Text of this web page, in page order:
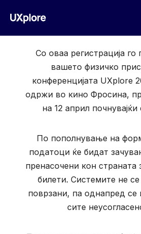
Со оваа регистрација го
вашето физичко
конференцијата UXplore
одржи во кино Фросина,
на 12 април
По пополнување на
податоци ќе бидат
пренасочени кон страната
билети. Системите не
поврзани, па однапред се
сите